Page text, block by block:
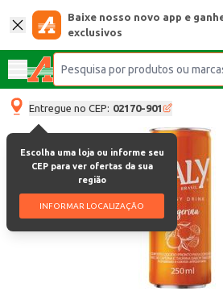
Baixe nosso novo app e
exclusivos
Entregue no CEP: 02170-901
Escolha uma loja ou informe seu
CEP para ver ofertas da sua
região
INFORMAR LOCALIZAÇÃO